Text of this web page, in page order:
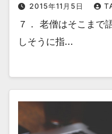
2015年11月5日
７． 老僧はそこまで
しそうに指…